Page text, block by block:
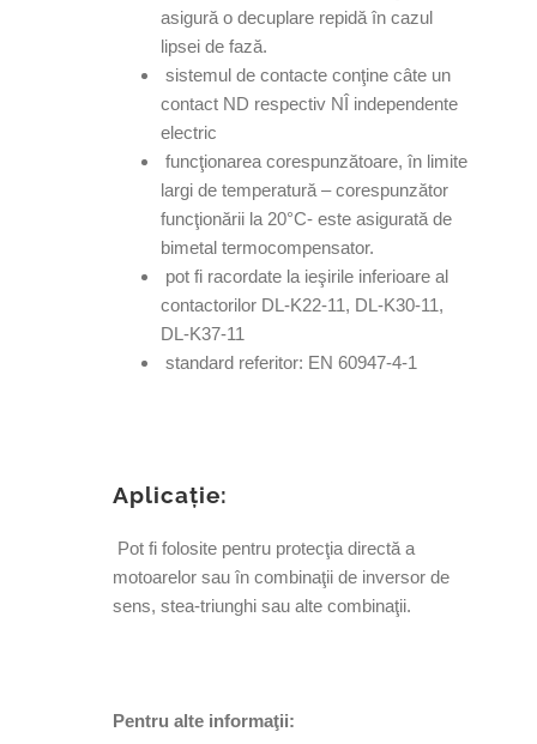
asigură o decuplare repidă în cazul
lipsei de fază.
sistemul de contacte conţine câte un
contact ND respectiv NÎ independente
electric
funcţionarea corespunzătoare, în limite
largi de temperatură – corespunzător
funcţionării la 20°C- este asigurată de
bimetal termocompensator.
pot fi racordate la ieşirile inferioare al
contactorilor DL-K22-11, DL-K30-11,
DL-K37-11
standard referitor: EN 60947-4-1
Aplicaţie:
Pot fi folosite pentru protecţia directă a
motoarelor sau în combinaţii de inversor de
sens, stea-triunghi sau alte combinaţii.
Pentru alte informaţii: